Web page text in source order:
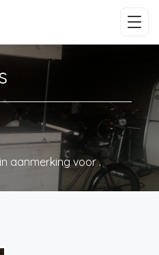
aanmerking voor.